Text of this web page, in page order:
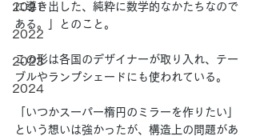
2021
2022
2023
2024
に導き出した、純粋に数学的なかたちなので
ある。」とのこと。
この形は各国のデザイナーが取り入れ、テー
ブルやランプシェードにも使われている。
「いつかスーパー楕円のミラーを作りたい」
という想いは強かったが、構造上の問題があ